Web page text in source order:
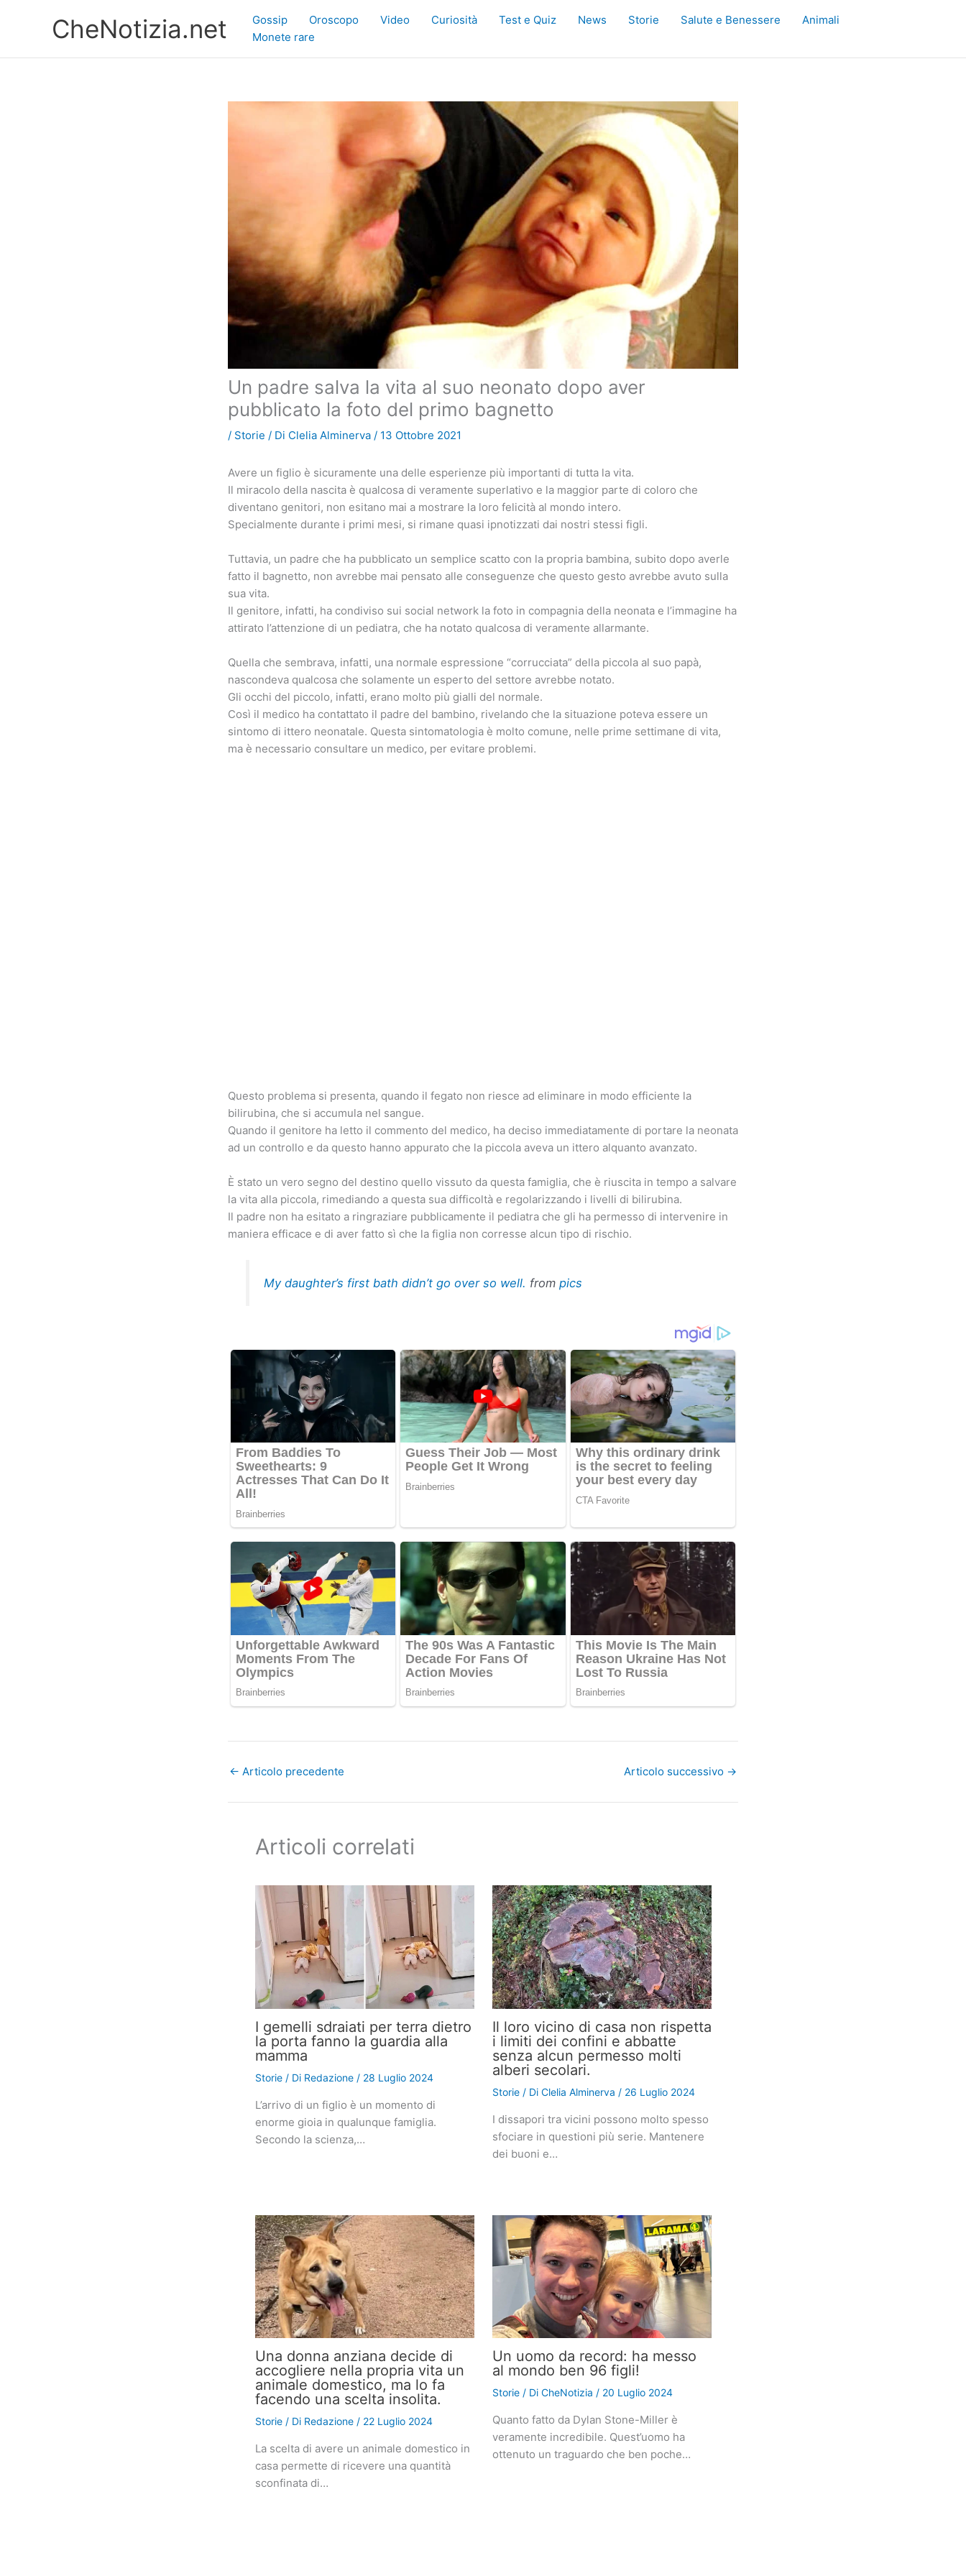
CheNotizia.net Gossip Oroscopo Video Curiosità Test e Quiz News Storie Salute e Benessere
Animali
Monete rare
Un padre salva la vita al suo neonato dopo aver
pubblicato la foto del primo bagnetto
/ Storie / Di Clelia Alminerva / 13 Ottobre 2021
Avere un figlio è sicuramente una delle esperienze più importanti di tutta la vita.
Il miracolo della nascita è qualcosa di veramente superlativo e la maggior parte di coloro che
diventano genitori, non esitano mai a mostrare la loro felicità al mondo intero.
Specialmente durante i primi mesi, si rimane quasi ipnotizzati dai nostri stessi figli.
Tuttavia, un padre che ha pubblicato un semplice scatto con la propria bambina, subito dopo averle
fatto il bagnetto, non avrebbe mai pensato alle conseguenze che questo gesto avrebbe avuto sulla
sua vita.
Il genitore, infatti, ha condiviso sui social network la foto in compagnia della neonata e l’immagine ha
attirato l’attenzione di un pediatra, che ha notato qualcosa di veramente allarmante.
Quella che sembrava, infatti, una normale espressione “corrucciata” della piccola al suo papà,
nascondeva qualcosa che solamente un esperto del settore avrebbe notato.
Gli occhi del piccolo, infatti, erano molto più gialli del normale.
Così il medico ha contattato il padre del bambino, rivelando che la situazione poteva essere un
sintomo di ittero neonatale. Questa sintomatologia è molto comune, nelle prime settimane di vita,
ma è necessario consultare un medico, per evitare problemi.
Questo problema si presenta, quando il fegato non riesce ad eliminare in modo efficiente la
bilirubina, che si accumula nel sangue.
Quando il genitore ha letto il commento del medico, ha deciso immediatamente di portare la neonata
ad un controllo e da questo hanno appurato che la piccola aveva un ittero alquanto avanzato.
È stato un vero segno del destino quello vissuto da questa famiglia, che è riuscita in tempo a salvare
la vita alla piccola, rimediando a questa sua difficoltà e regolarizzando i livelli di bilirubina.
Il padre non ha esitato a ringraziare pubblicamente il pediatra che gli ha permesso di intervenire in
maniera efficace e di aver fatto sì che la figlia non corresse alcun tipo di rischio.
My daughter’s first bath didn’t go over so well. from pics
← Articolo precedente Articolo successivo →
Articoli correlati
I gemelli sdraiati per terra dietro
la porta fanno la guardia alla
mamma
Storie/ Di Redazione / 28 Luglio 2024
L’arrivo di un figlio è un momento di
enorme gioia in qualunque famiglia.
Secondo la scienza,…
Il loro vicino di casa non rispetta
i limiti dei confini e abbatte
senza alcun permesso molti
alberi secolari.
Storie/ Di Clelia Alminerva / 26 Luglio 2024
I dissapori tra vicini possono molto spesso
sfociare in questioni più serie. Mantenere
dei buoni e…
Una donna anziana decide di
accogliere nella propria vita un
animale domestico, ma lo fa
facendo una scelta insolita.
Storie/ Di Redazione / 22 Luglio 2024
La scelta di avere un animale domestico in
casa permette di ricevere una quantità
sconfinata di…
Un uomo da record: ha messo
al mondo ben 96 figli!
Storie/ Di CheNotizia / 20 Luglio 2024
Quanto fatto da Dylan Stone-Miller è
veramente incredibile. Quest’uomo ha
ottenuto un traguardo che ben poche…